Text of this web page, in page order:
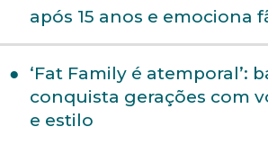
após 15 anos e emociona
‘Fat Family é atemporal’:
conquista gerações com
e estilo